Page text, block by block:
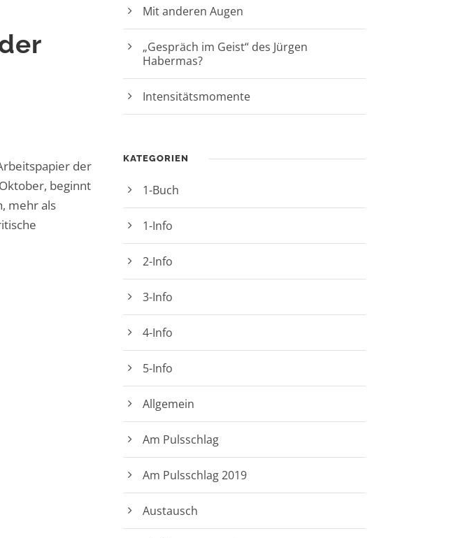
der
beginnt
mehr als
Mit anderen Augen
„Gespräch im Geist“ des Jürgen
Habermas?
Intensitätsmomente
KATEGORIEN
1-Buch
1-Info
2-Info
3-Info
4-Info
5-Info
Allgemein
Am Pulsschlag
Am Pulsschlag 2019
Austausch